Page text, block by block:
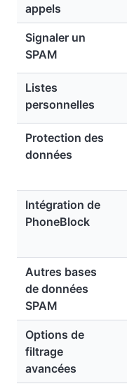
appels
Signaler un
SPAM
Listes
personnelles
Protection des
données
Intégration de
PhoneBlock
Autres bases
de données
SPAM
Options de
filtrage
avancées